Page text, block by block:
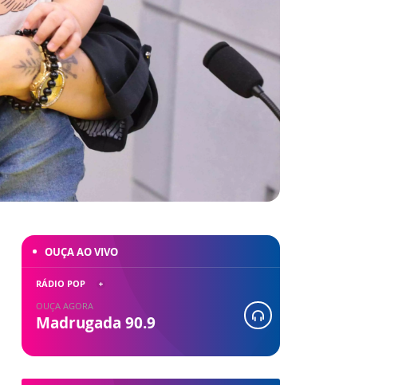
OUÇA AO VIVO
RÁDIO POP
OUÇA AGORA
Madrugada 90.9